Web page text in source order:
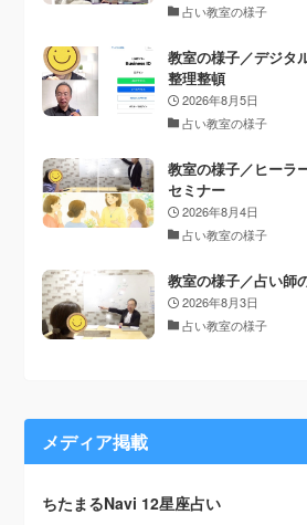
占い教室の様子
教室の様子／デジタ
整理整頓
2026年8月5日
占い教室の様子
教室の様子／ヒーラ
セミナー
2026年8月4日
占い教室の様子
教室の様子／占い師
2026年8月3日
占い教室の様子
メディア掲載
ちたまるNavi 12星座占い